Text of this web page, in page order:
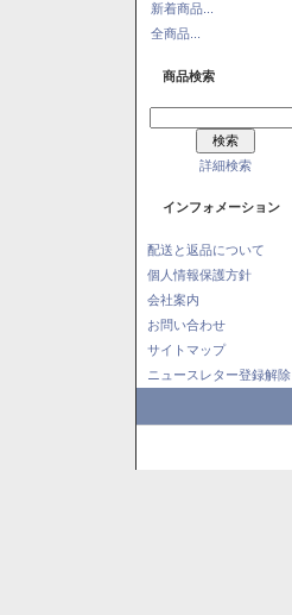
新着商品...
全商品...
商品検索
詳細検索
インフォメーション
配送と返品について
個人情報保護方針
会社案内
お問い合わせ
サイトマップ
ニュースレター登録解除